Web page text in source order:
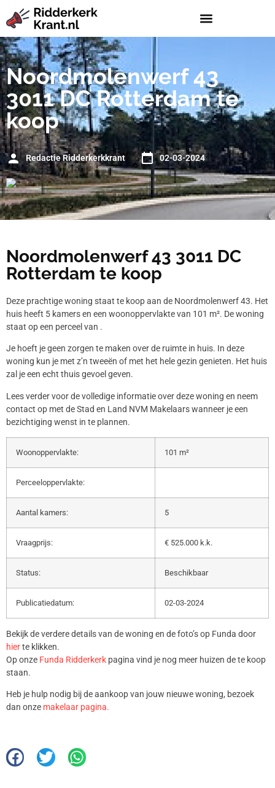
Noordmolenwerf 43
3011 DC Rotterdam te
koop
Redactie Ridderkerkkrant 02-03-2024
Noordmolenwerf 43 3011 DC
Rotterdam te koop
Deze prachtige woning staat te koop aan de Noordmolenwerf 43. Het
huis heeft 5 kamers en een woonoppervlakte van 101 m². De woning
staat op een perceel van .
Je hoeft je geen zorgen te maken over de ruimte in huis. In deze
woning kun je met z’n tweeën of met het hele gezin genieten. Het huis
zal je een echt thuis gevoel geven.
Lees verder voor de volledige informatie over deze woning en neem
contact op met de Stad en Land NVM Makelaars wanneer je een
bezichtiging wenst in te plannen.
Woonoppervlakte: 101 m²
Perceeloppervlakte:
Aantal kamers: 5
Vraagprijs: € 525.000 k.k.
Status: Beschikbaar
Publicatiedatum: 02-03-2024
Bekijk de verdere details van de woning en de foto’s op Funda door
hierte klikken.
Op onze Funda Ridderkerk pagina vind je nog meer huizen de te koop
staan.
Heb je hulp nodig bij de aankoop van jouw nieuwe woning, bezoek
dan onze makelaar pagina.